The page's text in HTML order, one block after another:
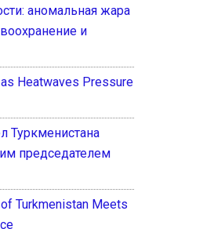
аномальная жара
и
Heatwaves Pressure
Туркменистана
председателем
Turkmenistan Meets